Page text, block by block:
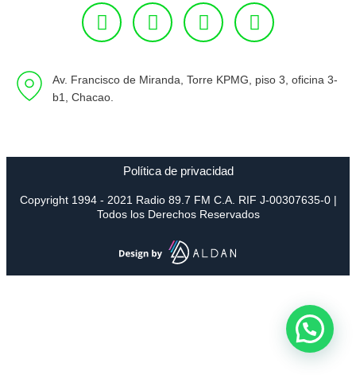
Av. Francisco de Miranda, Torre KPMG, piso 3, oficina 3-
b1, Chacao.
Política de privacidad
Copyright 1994 - 2021 Radio 89.7 FM C.A. RIF J-00307635-0 |
Todos los Derechos Reservados